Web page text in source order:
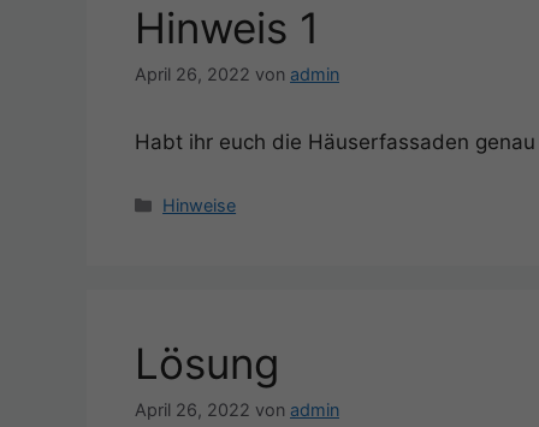
Hinweis 1
April 26, 2022 von admin
Habt ihr euch die Häuserfassaden
Kategorien
Hinweise
Lösung
April 26, 2022 von admin